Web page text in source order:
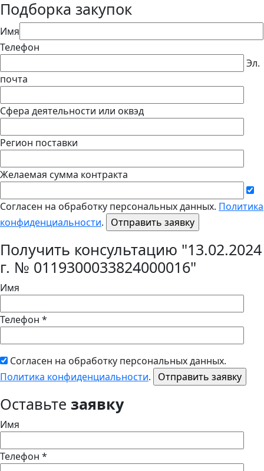
Подборка закупок
Имя
Телефон
Эл.
почта
Сфера деятельности или оквэд
Регион поставки
Желаемая сумма контракта
Согласен на обработку персональных данных. Политика
конфиденциальности.
Получить консультацию "13.02.2024
г. № 0119300033824000016"
Имя
Телефон *
Согласен на обработку персональных данных.
Политика конфиденциальности.
Оставьте заявку
Имя
Телефон *